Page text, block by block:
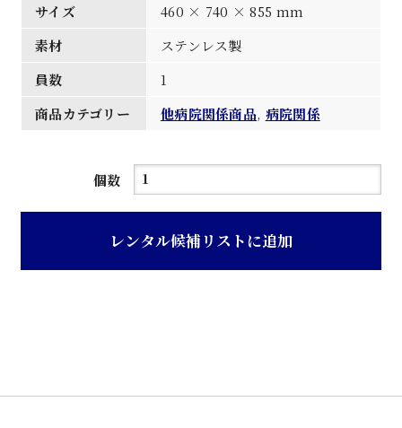
サイズ
460 × 740 × 855 mm
素材
ステンレス製
員数
1
商品カテゴリー
他病院関係商品, 病院関係
個数
器
せ
レンタル候補リストに追加